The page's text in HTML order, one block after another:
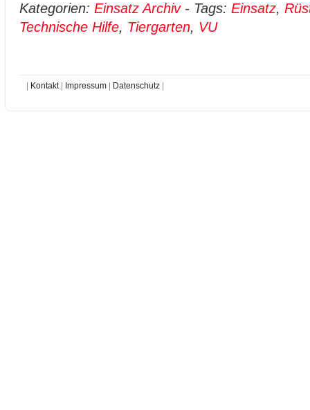
Kategorien: Einsatz Archiv- Tags: Einsatz,
Technische Hilfe, Tiergarten, VU
Kontakt| Impressum| Datenschutz|